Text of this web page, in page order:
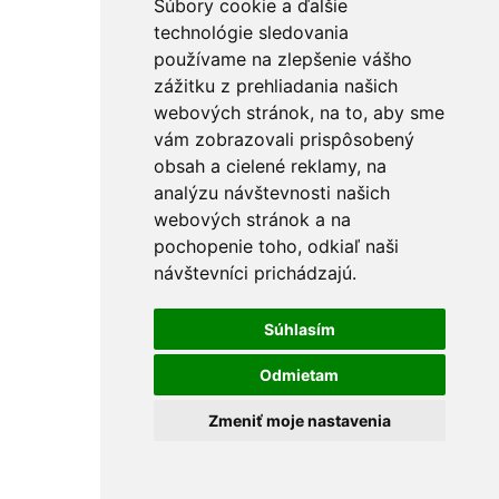
Súbory cookie a ďalšie
technológie sledovania
používame na zlepšenie vášho
zážitku z prehliadania našich
webových stránok, na to, aby sme
vám zobrazovali prispôsobený
obsah a cielené reklamy, na
analýzu návštevnosti našich
webových stránok a na
pochopenie toho, odkiaľ naši
návštevníci prichádzajú.
Súhlasím
Odmietam
Zmeniť moje nastavenia
Štartovacie káble
Stavebné náradie
Rezačky
Maliarské potreby
Miešadlá
Ostatné
PU peny a tmely
Vedrá
Špachtle a hladítka
Držiaky na brúsne mriežky
Pištole na PU penu
Vytlačovacie lisy
Krížiky a kliny
Rebríky a vozíky
FÚRIKY
Skrutkovače a hroty
Nástrčné kľúče
Držiaky hrotov
Skrutkovače
Hroty KITO Gripp